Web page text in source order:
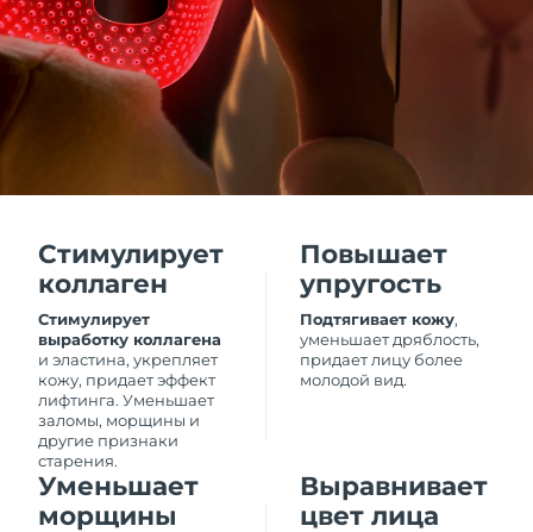
Стимулирует
коллаген
Стимулирует
выработку коллагена
и эластина, укрепляет
кожу, придает эффект
лифтинга. Уменьшает
заломы, морщины и
другие признаки
старения.
Повышает
упругость
Подтягивает кожу,
уменьшает дряблость,
придает лицу более
молодой вид.
Уменьшает
морщины
Выравнивает
цвет лица
Италия
Ожидаемая дата доставки
Ожидаемая дата доставки
Казахстан
Ожидаемая дата доставки
31/1/2026
Кувейт
Ожидаемая дата доставки
29/1/2026
Латвия
Ливан
Ожидаемая дата доставки
30/1/2026